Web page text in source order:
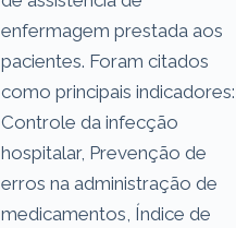
enfermagem prestada aos
pacientes. Foram citados
como principais indicadores:
Controle da infecção
hospitalar, Prevenção de
erros na administração de
medicamentos, Índice de